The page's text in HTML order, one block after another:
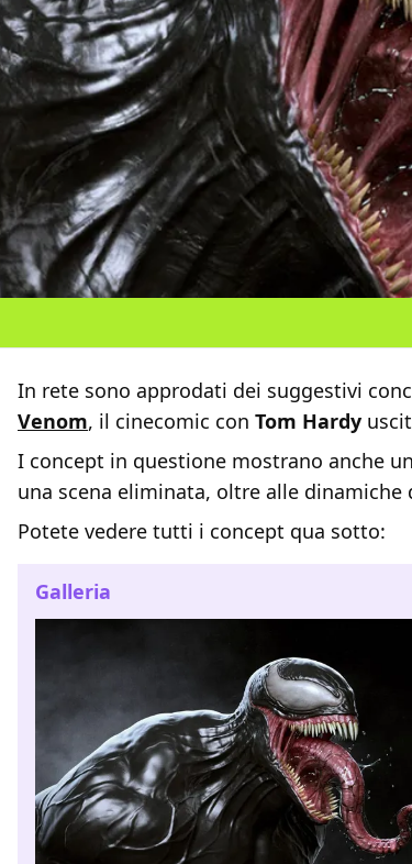
In rete sono approdati dei suggestivi
Venom, il cinecomic con Tom Hardy
I concept in questione mostrano anche
una scena eliminata, oltre alle
Potete vedere tutti i concept qua sotto:
Galleria